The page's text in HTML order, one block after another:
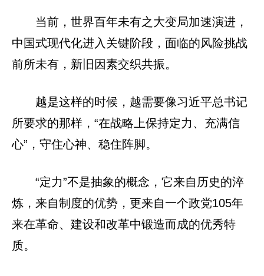
当前，世界百年未有之大变局加速演进，
中国式现代化进入关键阶段，面临的风险挑战
前所未有，新旧因素交织共振。
越是这样的时候，越需要像习近平总书记
所要求的那样，“在战略上保持定力、充满信
心”，守住心神、稳住阵脚。
“定力”不是抽象的概念，它来自历史的淬
炼，来自制度的优势，更来自一个政党105年
来在革命、建设和改革中锻造而成的优秀特
质。